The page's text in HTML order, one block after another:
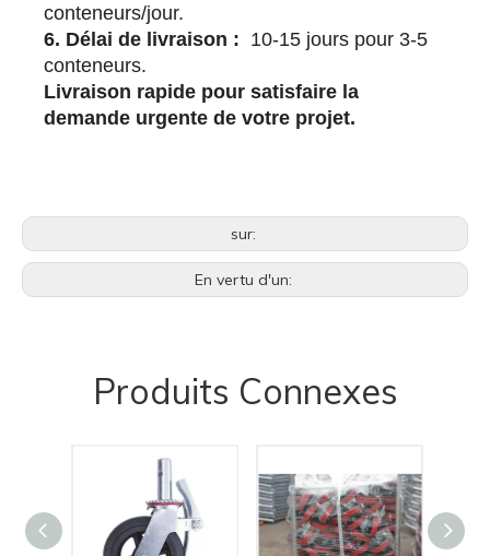
conteneurs/jour.
6. Délai de livraison : 10-15 jours pour 3-5
conteneurs.
Livraison rapide pour satisfaire la
demande urgente de votre projet.
sur:
En vertu d'un:
Produits Connexes